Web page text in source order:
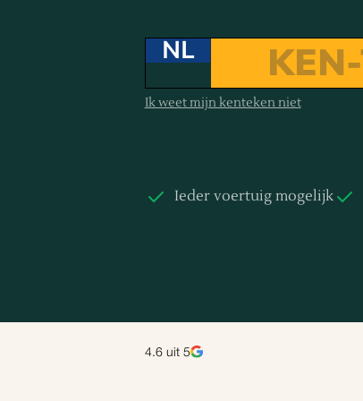
NL
Ik weet mijn kenteken niet
Ieder voertuig mogelijk
4.6 uit 5